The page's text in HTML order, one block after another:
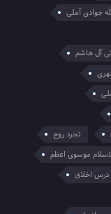
جوادی آملی
آل هاشم
تجرد روح
موسوی اعظم
درس اخلاق